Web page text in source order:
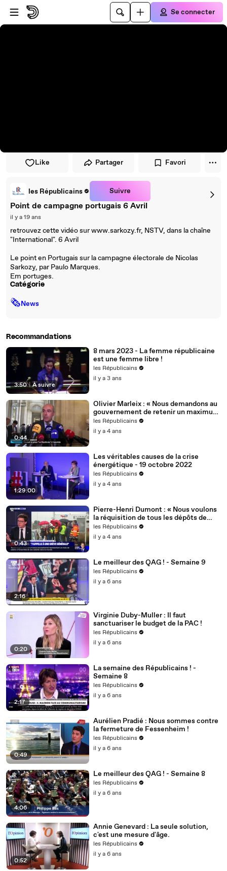
Passer au player
Passer au contenu principal
Se connecter
Like Partager Favori
les Républicains Suivre
Point de campagne portugais 6 Avril
il y a 19 ans
retrouvez cette vidéo sur www.sarkozy.fr, NSTV, dans la chaîne
"International". 6 Avril
Le point en Portugais sur la campagne électorale de Nicolas
Sarkozy, par Paulo Marques.
Em portuges.
Catégorie
🗞News
Recommandations
3:50 | À suivre
8 mars 2023 - La femme républicaine
est une femme libre !
les Républicains
il y a 3 ans
0:44
Olivier Marleix : « Nous demandons au
gouvernement de retenir un maximum
de nos propositions. »
les Républicains
il y a 4 ans
1:29:00
Les véritables causes de la crise
énergétique - 19 octobre 2022
les Républicains
il y a 4 ans
0:43
Pierre-Henri Dumont : « Nous voulons
la réquisition de tous les dépôts de
carburant ! »
les Républicains
il y a 4 ans
2:16
Le meilleur des QAG ! - Semaine 9
les Républicains
il y a 6 ans
0:20
Virginie Duby-Muller : Il faut
sanctuariser le budget de la PAC !
les Républicains
il y a 6 ans
2:17
La semaine des Républicains ! -
Semaine 8
les Républicains
il y a 6 ans
0:49
Aurélien Pradié : Nous sommes contre
la fermeture de Fessenheim !
les Républicains
il y a 6 ans
4:06
Le meilleur des QAG ! - Semaine 8
les Républicains
il y a 6 ans
0:52
Annie Genevard : La seule solution,
c'est une mesure d'âge.
les Républicains
il y a 6 ans